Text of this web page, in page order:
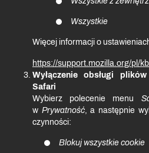
Wszystkie
Więcej informacji o
https://support.mozilla.org/pl/
Wyłączenie obsługi
Safari
Wybierz polecenie menu
w Prywatność, a następnie
czynności:
Blokuj wszystkie cookie